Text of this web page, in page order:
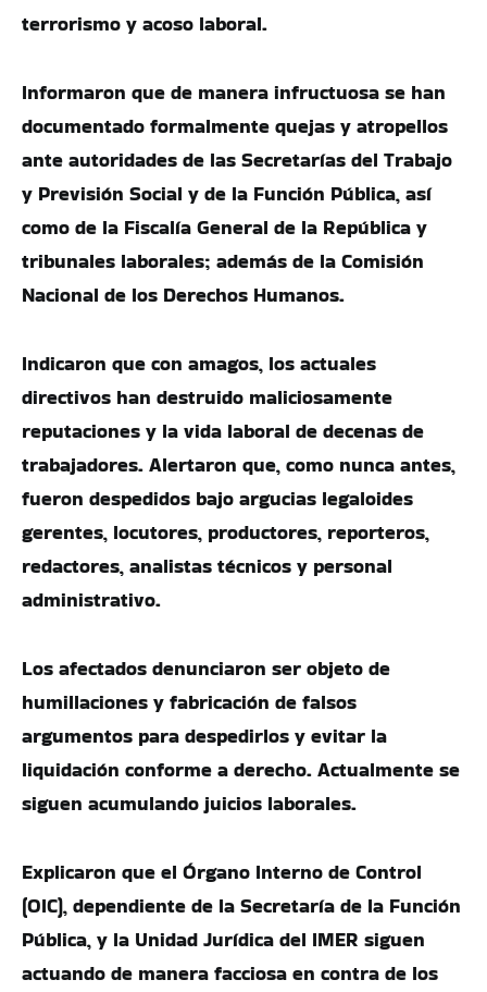
terrorismo y acoso laboral.
Informaron que de manera infructuosa se han
documentado formalmente quejas y atropellos
ante autoridades de las Secretarías del Trabajo
y Previsión Social y de la Función Pública, así
como de la Fiscalía General de la República y
tribunales laborales; además de la Comisión
Nacional de los Derechos Humanos.
Indicaron que con amagos, los actuales
directivos han destruido maliciosamente
reputaciones y la vida laboral de decenas de
trabajadores. Alertaron que, como nunca antes,
fueron despedidos bajo argucias legaloides
gerentes, locutores, productores, reporteros,
redactores, analistas técnicos y personal
administrativo.
Los afectados denunciaron ser objeto de
humillaciones y fabricación de falsos
argumentos para despedirlos y evitar la
liquidación conforme a derecho. Actualmente se
siguen acumulando juicios laborales.
Explicaron que el Órgano Interno de Control
(OIC), dependiente de la Secretaría de la Función
Pública, y la Unidad Jurídica del IMER siguen
actuando de manera facciosa en contra de los